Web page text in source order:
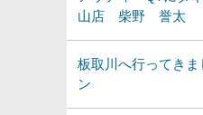
山店 柴野 誉太
板取川へ行ってき
ン